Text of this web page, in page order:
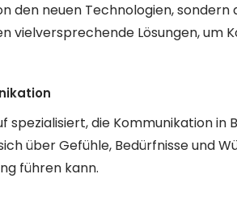
den neuen Technologien,
vielversprechende Lösungen, um
spezialisiert, die Kommunikation in
über Gefühle, Bedürfnisse und
führen kann.